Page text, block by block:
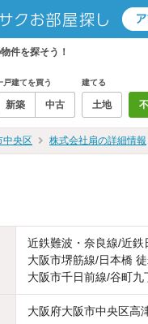
件を探そう！
戸建てを買う
新築 中古
建てる
土地
中央区 株式会社扇の詳細情報
近鉄難波・奈良線/近鉄
大阪市堺筋線/日本橋
大阪市千日前線/谷町
大阪府大阪市中央区